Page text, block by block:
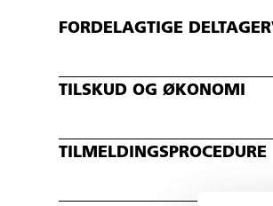
FORDELAGTIGE
TILSKUD OG ØKONOMI
TILMELDINGSPROCEDURE